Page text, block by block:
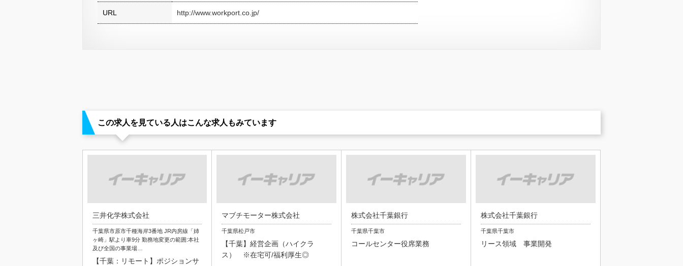
URL http://www.workport.co.jp/
この求人を見ている人はこんな求人もみています
三井化学株式会社
千葉県市原市千種海岸3番地 JR内房線「姉
ヶ崎」駅より車9分 勤務地変更の範囲:本社
及び全国の事業場…
【千葉：リモート】ポジションサ
マブチモーター株式会社
千葉県松戸市
【千葉】経営企画（ハイクラ
ス） ※在宅可/福利厚生◎
株式会社千葉銀行
千葉県千葉市
コールセンター役席業務
株式会社千葉銀行
千葉県千葉市
リース領域 事業開発